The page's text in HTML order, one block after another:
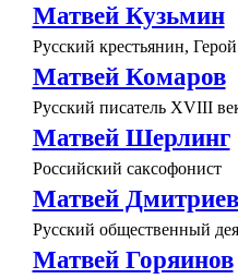
Матвей Кузьмин
Русский крестьянин,
Матвей Комаров
Русский писатель XVIII
Матвей Шерлинг
Российский саксофонист
Матвей
Русский общественный
Матвей Горяинов